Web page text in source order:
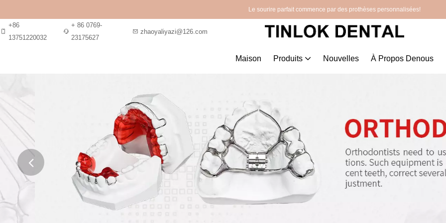
Le sourire parfait commence par des prothèses personnalisées!
+86
13751220032
+ 86 0769-
23175627
zhaoyaliyazi@126.com
Maison Produits Nouvelles À Propos Denous